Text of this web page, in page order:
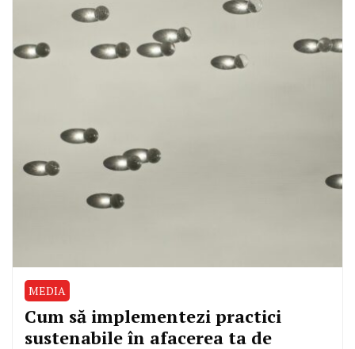
MEDIA
Cum să implementezi practici
sustenabile în afacerea ta de